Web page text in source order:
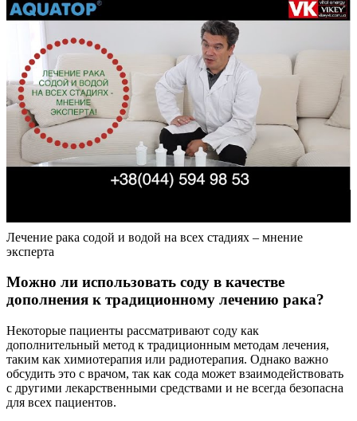
Лечение рака содой и водой на всех стадиях – мнение
эксперта
Можно ли использовать соду в качестве
дополнения к традиционному лечению рака?
Некоторые пациенты рассматривают соду как
дополнительный метод к традиционным методам лечения,
таким как химиотерапия или радиотерапия. Однако важно
обсудить это с врачом, так как сода может взаимодействовать
с другими лекарственными средствами и не всегда безопасна
для всех пациентов.